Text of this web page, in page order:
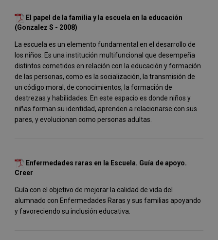
El papel de la familia y la escuela en la educación
(Gonzalez S - 2008)
La escuela es un elemento fundamental en el desarrollo de
los niños. Es una institución multifuncional que desempeña
distintos cometidos en relación con la educación y formación
de las personas, como es la socialización, la transmisión de
un código moral, de conocimientos, la formación de
destrezas y habilidades. En este espacio es donde niños y
niñas forman su identidad, aprenden a relacionarse con sus
pares, y evolucionan como personas adultas.
Enfermedades raras en la Escuela. Guía de apoyo.
Creer
Guía con el objetivo de mejorar la calidad de vida del
alumnado con Enfermedades Raras y sus familias apoyando
y favoreciendo su inclusión educativa.